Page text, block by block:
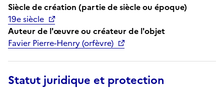
Siècle de création (partie de siècle ou époque)
19e siècle
Auteur de l'œuvre ou créateur de l'objet
Favier Pierre-Henry (orfèvre)
Statut juridique et protection